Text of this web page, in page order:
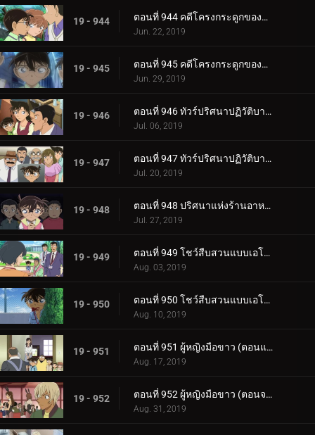
19 - 944 ตอนที่ 944 คดีโครงกระดูกของครูคนใหม่ (ตอนแรก)
Jun. 22, 2019
19 - 945 ตอนที่ 945 คดีโครงกระดูกของครูคนใหม่ (ตอนจบ)
Jun. 29, 2019
19 - 946 ตอนที่ 946 ทัวร์ปริศนาปฏิวัติบาคุมัตสึ (ภาคยามากุจิ)
Jul. 06, 2019
19 - 947 ตอนที่ 947 ทัวร์ปริศนาปฏิวัติบาคุมัตสึ (ภาคฮากิ)
Jul. 20, 2019
19 - 948 ตอนที่ 948 ปริศนาแห่งร้านอาหารชื่อดัง
Jul. 27, 2019
19 - 949 ตอนที่ 949 โชว์สืบสวนแบบเอโดะข้างบ้าน (ตอนแรก)
Aug. 03, 2019
19 - 950 ตอนที่ 950 โชว์สืบสวนแบบเอโดะข้างบ้าน (ตอนจบ)
Aug. 10, 2019
19 - 951 ตอนที่ 951 ผู้หญิงมือขาว (ตอนแรก)
Aug. 17, 2019
19 - 952 ตอนที่ 952 ผู้หญิงมือขาว (ตอนจบ)
Aug. 31, 2019